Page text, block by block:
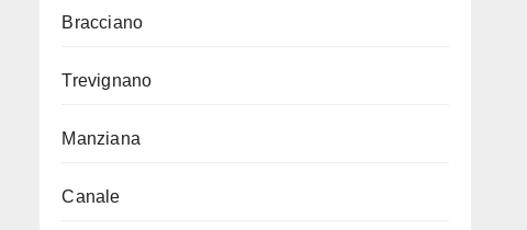
Bracciano
Trevignano
Manziana
Canale